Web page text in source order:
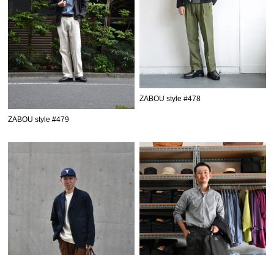
ZABOU style #479
ZABOU style #478